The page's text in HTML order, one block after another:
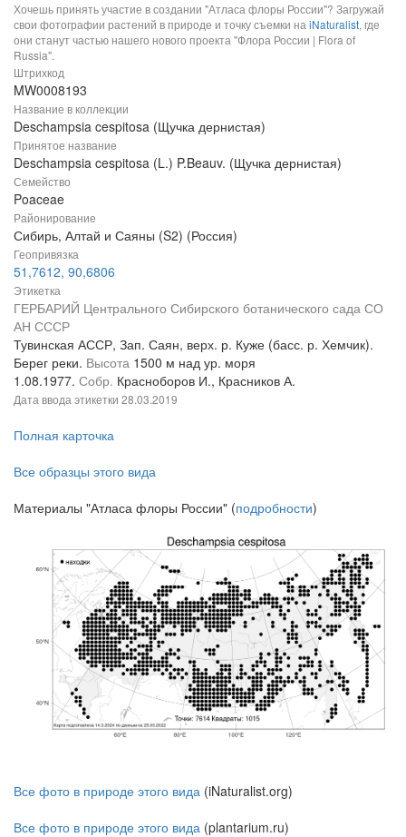
Хочешь принять участие в создании "Атласа флоры России"? Загружай
свои фотографии растений в природе и точку съемки на iNaturalist, где
они станут частью нашего нового проекта "Флора России | Flora of
Russia".
Штрихкод
MW0008193
Название в коллекции
Deschampsia cespitosa (Щучка дернистая)
Принятое название
Deschampsia cespitosa (L.) P.Beauv. (Щучка дернистая)
Семейство
Poaceae
Районирование
Сибирь, Алтай и Саяны (S2) (Россия)
Геопривязка
51,7612, 90,6806
Этикетка
ГЕРБАРИЙ Центрального Сибирского ботанического сада СО
АН СССР
Тувинская АССР, Зап. Саян, верх. р. Куже (басс. р. Хемчик).
Берег реки. Высота 1500 м над ур. моря
1.08.1977. Собр. Красноборов И., Красников А.
Дата ввода этикетки 28.03.2019
Полная карточка
Все образцы этого вида
Материалы "Атласа флоры России" (подробности)
Все фото в природе этого вида (iNaturalist.org)
Все фото в природе этого вида (plantarium.ru)